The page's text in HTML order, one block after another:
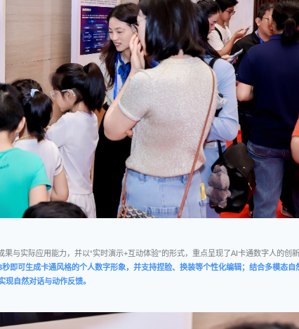
与实际应用能力，并以“实时演示+互动体验”的形式，重点呈现了AI卡通数字人的创
即可生成卡通风格的个人数字形象，并支持捏脸、换装等个性化编辑；结合多模态自
现自然对话与动作反馈。